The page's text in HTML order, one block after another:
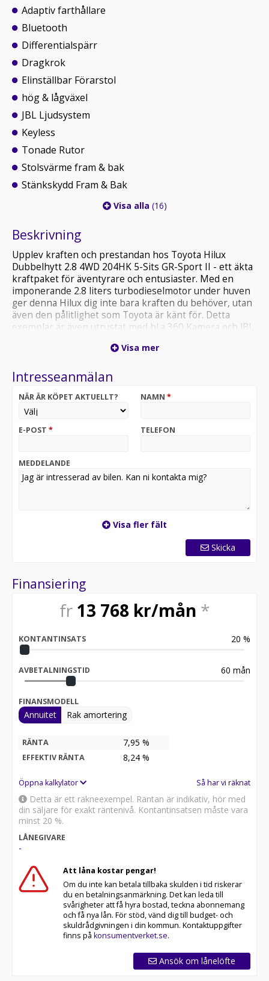
Adaptiv farthållare
Bluetooth
Differentialspärr
Dragkrok
Elinställbar Förarstol
hög & lågväxel
JBL Ljudsystem
Keyless
Tonade Rutor
Stolsvärme fram & bak
Stänkskydd Fram & Bak
Visa alla (16)
Beskrivning
Upplev kraften och prestandan hos Toyota Hilux
Dubbelhytt 2.8 4WD 204HK 5-Sits GR-Sport II - ett äkta
kraftpaket för äventyrare och entusiaster. Med en
imponerande 2.8 liters turbodieselmotor under huven
ger denna Hilux dig inte bara kraften du behöver, utan
även den pålitlighet som Toyota är känt för. Detta
exemplar är även utrustat med bl.a 360 Kamera och JBL
Klimatanläggning, Elinfällbara ytterbackspeglar,
Registreringsavgift på 1295kr tillkommer.
Visa mer
Intresseanmälan
NÄR ÄR KÖPET AKTUELLT? NAMN *
E-POST * TELEFON
MEDDELANDE
Visa fler fält
Skicka
Finansiering
fr 13 768 kr/mån *
KONTANTINSATS 20 %
AVBETALNINGSTID 60 mån
FINANSMODELL
Annuitet Rak amortering
RÄNTA 7,95 %
EFFEKTIV RÄNTA 8,24 %
Öppna kalkylator Så har vi räknat
Detta är ett räkneexempel. Räntan är indikativ, hör med
din säljare för exakt räntenivå. Kontantinsatsen måste vara
minst 20 %.
LÅNEGIVARE
-
Att låna kostar pengar!
Om du inte kan betala tillbaka skulden i tid riskerar
du en betalningsanmärkning. Det kan leda till
svårigheter att få hyra bostad, teckna abonnemang
och få nya lån. För stöd, vänd dig till budget- och
skuldrådgivningen i din kommun. Kontaktuppgifter
finns på konsumentverket.se.
Ansök om lånelöfte